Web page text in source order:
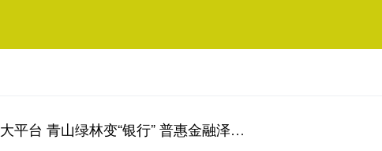
配资最良心10大平台 青山绿林变“银行” 普惠金融泽山海 福建走好中国特色金融发展之路调研行（上篇）